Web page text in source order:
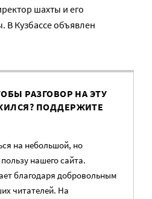
шахты и его
В Кузбассе объявлен
РАЗГОВОР НА ЭТУ
ПОДДЕРЖИТЕ
на небольшой, но
нашего сайта.
благодаря добровольным
читателей. На